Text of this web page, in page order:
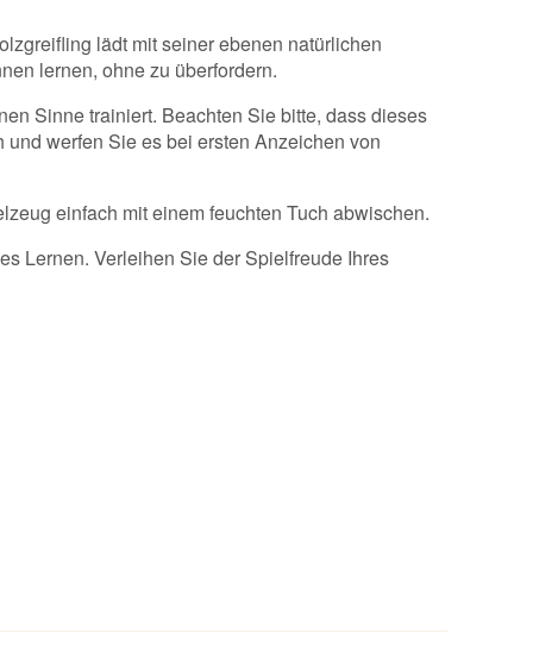
lädt mit seiner ebenen natürlichen
lernen, ohne zu überfordern.
Sinne trainiert. Beachten Sie bitte, dass dieses
werfen Sie es bei ersten Anzeichen von
einfach mit einem feuchten Tuch abwischen.
Lernen. Verleihen Sie der Spielfreude Ihres